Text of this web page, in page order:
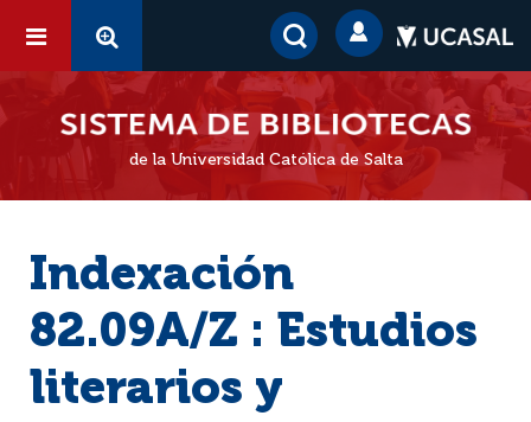
de la Universidad Católica de Salta
Indexación
82.09A/Z : Estudios
literarios y